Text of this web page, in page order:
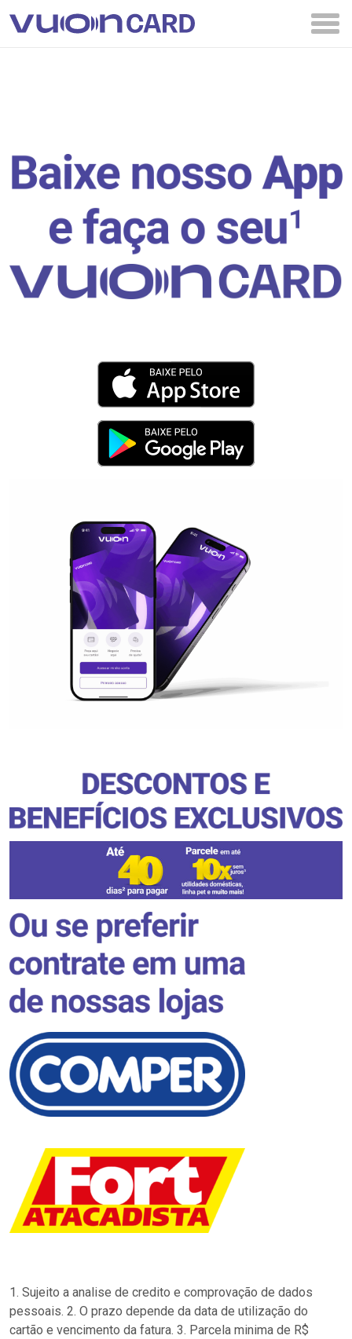
1. Sujeito a analise de credito e comprovação de dados
pessoais. 2. O prazo depende da data de utilização do
cartão e vencimento da fatura. 3. Parcela minima de R$